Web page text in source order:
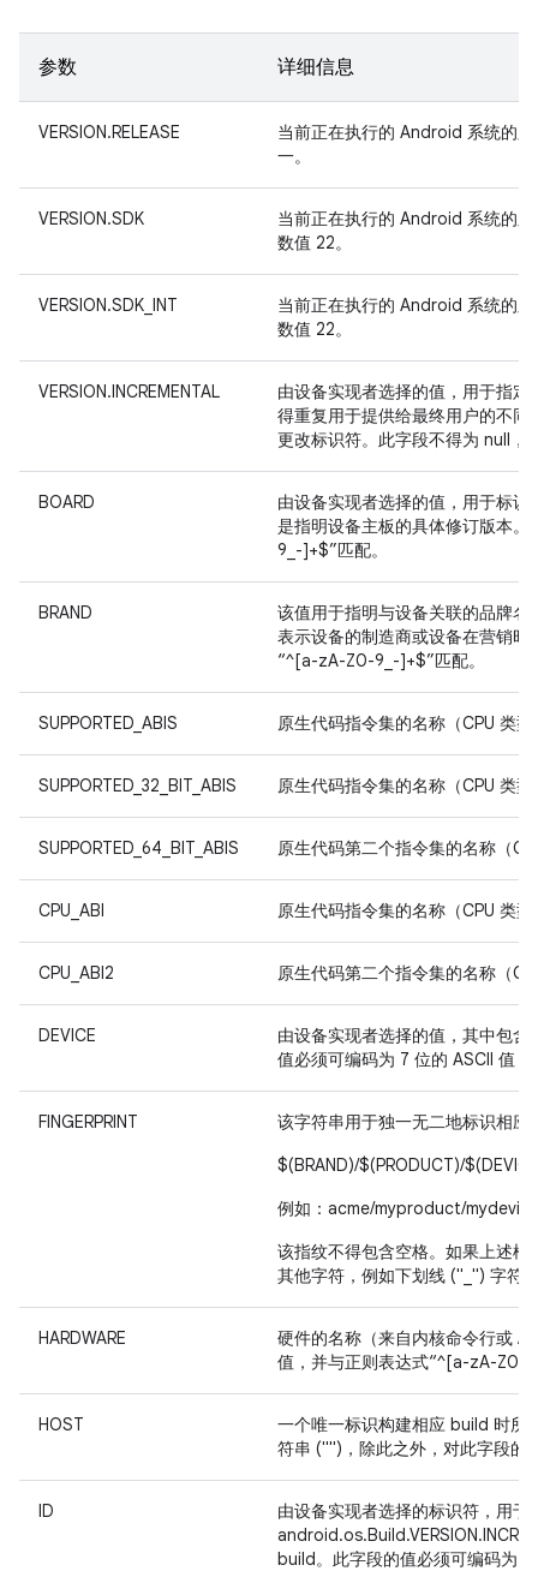
参数 详细信息
VERSION.RELEASE
当前正在执行的 Android 系统的
一。
VERSION.SDK
当前正在执行的 Android 系统的
数值 22。
VERSION.SDK_INT
当前正在执行的 Android 系统的
数值 22。
VERSION.INCREMENTAL
由设备实现者选择的值，用于指
得重复用于提供给最终用户的不
更改标识符。此字段不得为 null，
BOARD
由设备实现者选择的值，用于标
是指明设备主板的具体修订版本
9_-]+$”匹配。
BRAND
该值用于指明与设备关联的品牌
表示设备的制造商或设备在营销
“^[a-zA-Z0-9_-]+$”匹配。
SUPPORTED_ABIS 原生代码指令集的名称（CPU 类
SUPPORTED_32_BIT_ABIS 原生代码指令集的名称（CPU 类
SUPPORTED_64_BIT_ABIS 原生代码第二个指令集的名称（
CPU_ABI 原生代码指令集的名称（CPU 类
CPU_ABI2 原生代码第二个指令集的名称（
DEVICE
由设备实现者选择的值，其中包
值必须可编码为 7 位的 ASCII 值
FINGERPRINT
该字符串用于独一无二地标识相
$(BRAND)/$(PRODUCT)/
例如：acme/myproduct/
该指纹不得包含空格。如果上述
其他字符，例如下划线 ("_") 字符
HARDWARE
硬件的名称（来自内核命令行或 /
值，并与正则表达式“^[a-zA-Z0-
HOST
一个唯一标识构建相应 build 时所
符串 ("")，除此之外，对此字段的
ID
由设备实现者选择的标识符，用
build。此字段的值必须可编码为